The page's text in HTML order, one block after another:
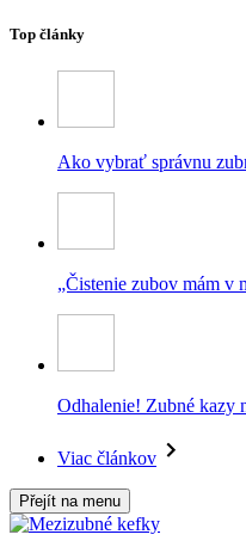
Top články
Ako vybrať správnu
„Čistenie zubov mám v
Odhalenie! Zubné kazy
Viac článkov
Přejít na menu